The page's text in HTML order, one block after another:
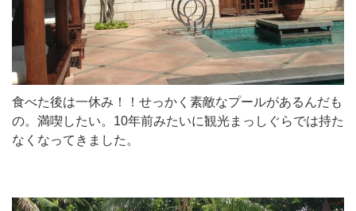
食べた後は一休み！！せっかく素敵なプールがあるんだも
の。満喫したい。10年前みたいに観光まっしぐらでは持た
なくなってきました。